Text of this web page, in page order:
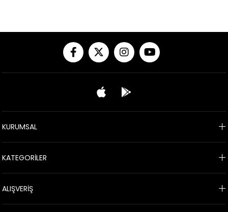
KURUMSAL
KATEGORİLER
ALIŞVERİŞ